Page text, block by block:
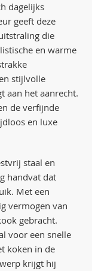
dagelijks
geeft deze
die
en warme
stijlvolle
aan het aanrecht.
de verfijnde
en luxe
staal en
handvat dat
Met een
vermogen van
gebracht.
voor een snelle
koken in de
krijgt hij